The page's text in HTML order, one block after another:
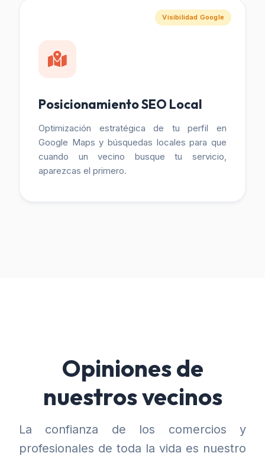
Visibilidad Google
Posicionamiento SEO Local
Optimización estratégica de tu perfil en
Google Maps y búsquedas locales para que
cuando un vecino busque tu servicio,
aparezcas el primero.
Opiniones de
nuestros vecinos
La confianza de los comercios y
profesionales de toda la vida es nuestro